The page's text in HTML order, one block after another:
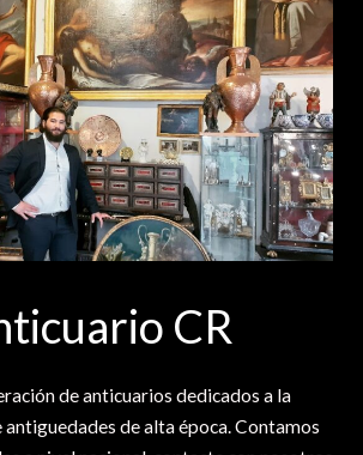
CR
de anticuarios dedicados a la
de alta época. Contamos